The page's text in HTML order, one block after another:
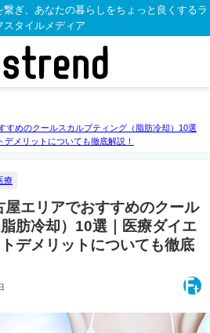
ぎ、あなたの暮らしをちょっと良くするラ
スタイルメディア
すめのクールスカルプティング（脂肪冷却）10選
デメリットについても徹底解説！
療
屋エリアでおすすめのクール
肪冷却）10選｜医療ダイエ
デメリットについても徹底